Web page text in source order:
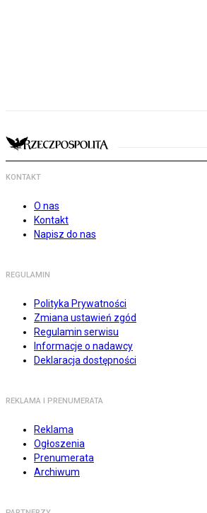
KONTAKT
O nas
Kontakt
Napisz do nas
REGULAMIN
Polityka Prywatności
Zmiana ustawień zgód
Regulamin serwisu
Informacje o nadawcy
Deklaracja dostępności
REKLAMA I PRENUMERATA
Reklama
Ogłoszenia
Prenumerata
Archiwum